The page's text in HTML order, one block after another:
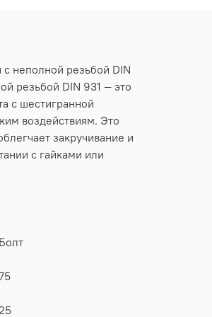
неполной резьбой DIN
резьбой DIN 931 — это
с шестигранной
воздействиям. Это
закручивание и
с гайками или
Болт